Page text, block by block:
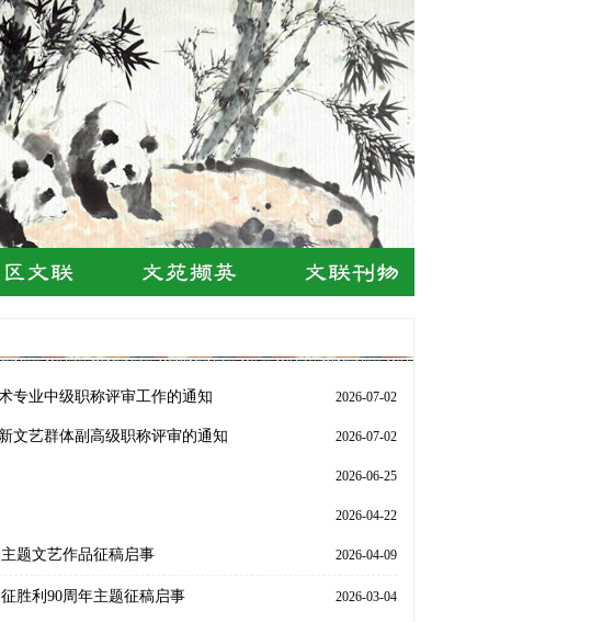
2026-07-02
专业中级职称评审工作的通知
2026-07-02
文艺群体副高级职称评审的通知
2026-06-25
2026-04-22
2026-04-09
题文艺作品征稿启事
2026-03-04
胜利90周年主题征稿启事